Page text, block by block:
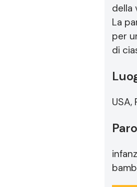
della
La
per
di